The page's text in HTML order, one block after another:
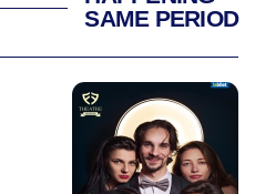
SAME PERIOD